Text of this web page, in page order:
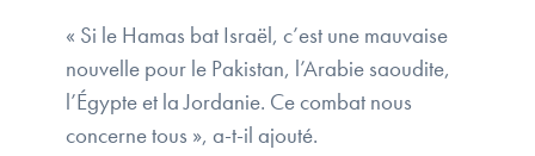
« Si le Hamas bat Israël, c’est une mauvaise
nouvelle pour le Pakistan, l’Arabie saoudite,
l’Égypte et la Jordanie. Ce combat nous
concerne tous », a-t-il ajouté.